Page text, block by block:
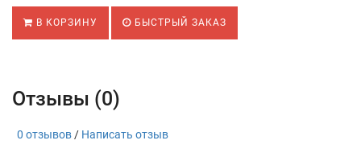
В КОРЗИНУ БЫСТРЫЙ ЗАКАЗ
Отзывы (0)
0 отзывов / Написать отзыв